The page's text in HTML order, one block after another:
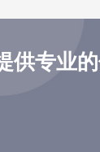
供专业